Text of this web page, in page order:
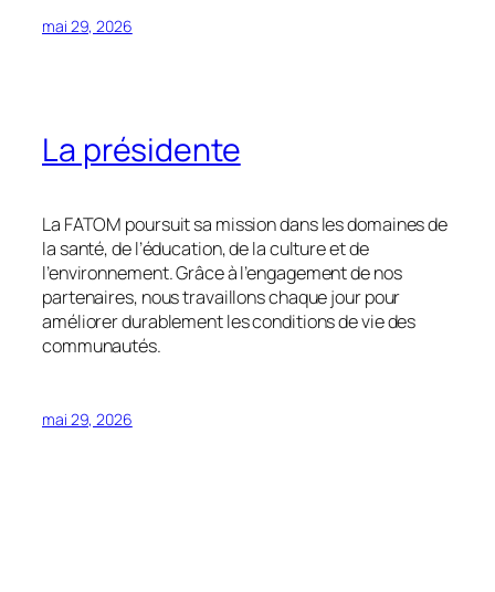
mai 29, 2026
La présidente
La FATOM poursuit sa mission dans les domaines de
la santé, de l’éducation, de la culture et de
l’environnement. Grâce à l’engagement de nos
partenaires, nous travaillons chaque jour pour
améliorer durablement les conditions de vie des
communautés.
mai 29, 2026